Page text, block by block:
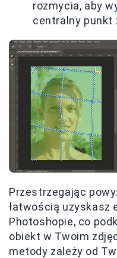
rozmycia, aby
centralny punkt
Przestrzegając
łatwością uzyskasz
Photoshopie, co
obiekt w Twoim
metody zależy od